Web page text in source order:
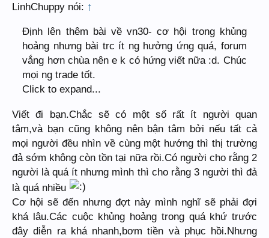
LinhChuppy nói: ↑
Định lên thêm bài về vn30- cơ hội trong khủng
hoảng nhưng bài trc ít ng hưởng ứng quá, forum
vắng hơn chùa nên e k có hứng viết nữa :d. Chúc
mọi ng trade tốt.
Click to expand...
Viết đi bạn.Chắc sẽ có một số rất ít người quan
tâm,và bạn cũng không nên bận tâm bởi nếu tất cả
mọi người đều nhìn về cùng một hướng thì thị trường
đả sớm không còn tồn tại nữa rồi.Có người cho rằng 2
người là quá ít nhưng mình thì cho rằng 3 người thì đả
là quá nhiều
Cơ hội sẽ đến nhưng đợt này mình nghĩ sẽ phải đợi
khá lâu.Các cuộc khủng hoảng trong quá khứ trước
đây diễn ra khá nhanh,bơm tiền và phục hồi.Nhưng